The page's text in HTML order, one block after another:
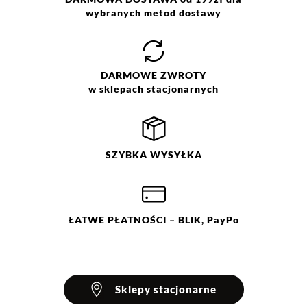
wybranych metod dostawy
DARMOWE ZWROTY
w sklepach stacjonarnych
SZYBKA WYSYŁKA
ŁATWE PŁATNOŚCI – BLIK, PayPo
Sklepy stacjonarne